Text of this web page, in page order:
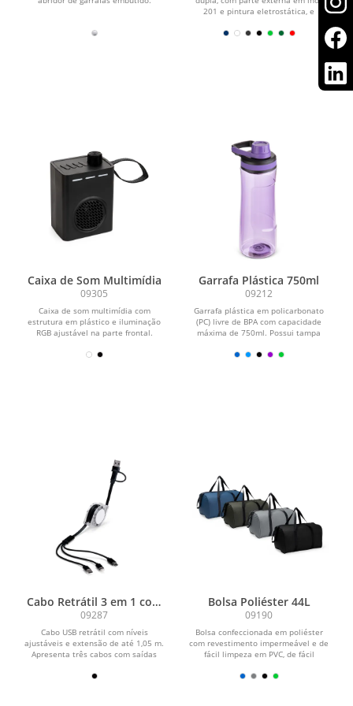
201 e pintura eletrostática, e
Caixa de Som Multimídia
09305
Caixa de som multimídia com
estrutura em plástico e iluminação
RGB ajustável na parte frontal.
Garrafa Plástica 750ml
09212
Garrafa plástica em policarbonato
(PC) livre de BPA com capacidade
máxima de 750ml. Possui tampa
Cabo Retrátil 3 em 1 com
Adaptador
09287
Cabo USB retrátil com níveis
ajustáveis e extensão de até 1,05 m.
Apresenta três cabos com saídas
Bolsa Poliéster 44L
09190
Bolsa confeccionada em poliéster
com revestimento impermeável e de
fácil limpeza em PVC, de fácil